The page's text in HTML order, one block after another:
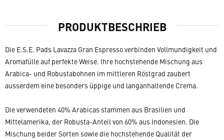
PRODUKTBESCHRIEB
Die E.S.E. Pads Lavazza Gran Espresso verbinden Vollmundigkeit und
Aromafülle auf perfekte Weise. Ihre hochstehende Mischung aus
Arabica- und Robustabohnen im mittleren Röstgrad zaubert
ausserdem eine besonders üppige und langanhaltende Crema.
Die verwendeten 40% Arabicas stammen aus Brasilien und
Mittelamerika, der Robusta-Anteil von 60% aus Indonesien. Die
Mischung beider Sorten sowie die hochstehende Qualität der